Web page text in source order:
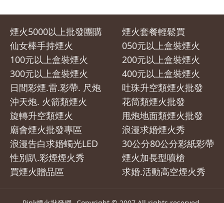
煙火5000以上批發團購
煙火套餐輕鬆買
仙女棒手持煙火
050元以上盒裝煙火
100元以上盒裝煙火
200元以上盒裝煙火
300元以上盒裝煙火
400元以上盒裝煙火
日間彩煙.雷.彩帶. 尺炮
吐珠升空類煙火批發
沖天炮. 火箭類煙火
花筒類煙火批發
旋轉升空類煙火
甩炮地面類煙火批發
廟會煙火批發專區
浪漫求婚煙火秀
浪漫告白求婚蠋光LED
30公分80公分彩紙彩帶
性別趴.彩煙煙火秀
煙火加長型噴槍
買煙火贈品區
求婚.活動高空煙火秀